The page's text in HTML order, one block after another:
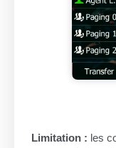
Limitation : les